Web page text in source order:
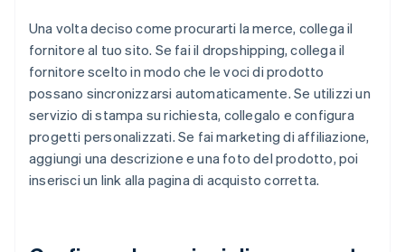
Una volta deciso come procurarti la merce, collega il
fornitore al tuo sito. Se fai il dropshipping, collega il
fornitore scelto in modo che le voci di prodotto
possano sincronizzarsi automaticamente. Se utilizzi un
servizio di stampa su richiesta, collegalo e configura
progetti personalizzati. Se fai marketing di affiliazione,
aggiungi una descrizione e una foto del prodotto, poi
inserisci un link alla pagina di acquisto corretta.